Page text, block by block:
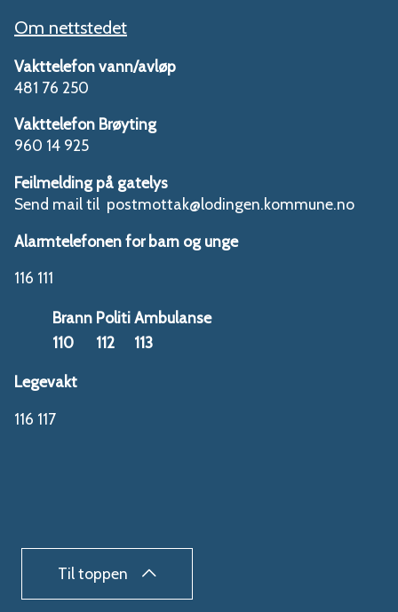
Om nettstedet
Vakttelefon vann/avløp
481 76 250
Vakttelefon Brøyting
960 14 925
Feilmelding på gatelys
Send mail til postmottak@lodingen.kommune.no
Alarmtelefonen for barn og unge
116 111
Brann PolitiAmbulanse
110
112 113
Legevakt
116 117
Til toppen